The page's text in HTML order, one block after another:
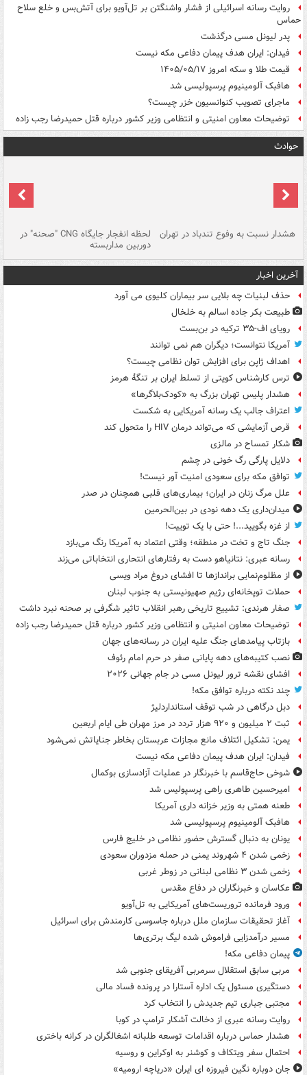
روایت رسانه اسرائیلی از فشار واشنگتن بر تل‌آویو برای آتش‌بس و خلع سلاح
حماس
پدر لیونل مسی درگذشت
فیدان: ایران هدف پیمان دفاعی مکه نیست
قیمت طلا و سکه امروز ۱۴۰۵/۰۵/۱۷
هافبک آلومینیوم پرسپولیسی شد
ماجرای تصویب کنوانسیون خزر چیست؟
توضیحات معاون امنیتی و انتظامی وزیر کشور درباره قتل حمیدرضا رجب زاده
حوادث
هشدار نسبت به وفوع تندباد در تهران لحظه انفجار جایگاه CNG "صحنه" در
دوربین مداربسته
آخرین اخبار
حذف لبنیات چه بلایی سر بیماران کلیوی می آورد
طبیعت بکر جاده اسالم به خلخال
رویای اف-۳۵ ترکیه در بن‌بست
آمریکا نتوانست؛ دیگران هم نمی توانند
اهداف ژاپن برای افزایش توان نظامی چیست؟
ترس کارشناس کویتی از تسلط ایران بر تنگۀ هرمز
هشدار پلیس تهران بزرگ به «کودک‌بلاگرها»
اعتراف جالب یک رسانه آمریکایی به شکست
قرص آزمایشی که می‌تواند درمان HIV را متحول کند
شکار تمساح در مالزی
دلایل پارگی رگ خونی در چشم
توافق مکه برای سعودی امنیت آور نیست!
علل مرگ زنان در ایران؛ بیماری‌های قلبی همچنان در صدر
میدان‌داری یک دهه نودی در بین‌الحرمین
از غزه بگویید...! حتی با یک توییت!
جنگ تاج و تخت در منطقه؛ وقتی اعتماد به آمریکا رنگ می‌بازد
رسانه عبری: نتانیاهو دست به رفتارهای انتحاری انتخاباتی می‌زند
از مظلوم‌نمایی براندازها تا افشای دروغ مراد ویسی
حملات توپخانه‌ای رژیم صهیونیستی به جنوب لبنان
صفار هرندی: تشییع تاریخی رهبر انقلاب تاثیر شگرفی بر صحنه نبرد داشت
توضیحات معاون امنیتی و انتظامی وزیر کشور درباره قتل حمیدرضا رجب زاده
بازتاب پیامدهای جنگ علیه ایران در رسانه‌های جهان
نصب کتیبه‌های دهه پایانی صفر در حرم امام رئوف
افشای نقشه ترور لیونل مسی در جام جهانی ۲۰۲۶
چند نکته درباره توافق مکه!
دبل درگاهی در شب توقف استانداردلیژ
ثبت ۲ میلیون و ۹۲۰ هزار تردد در مرز مهران طی ایام اربعین
یمن: تشکیل ائتلاف مانع مجازات عربستان بخاطر جنایاتش نمی‌شود
فیدان: ایران هدف پیمان دفاعی مکه نیست
شوخی حاج‌قاسم با خبرنگار در عملیات آزادسازی بوکمال
امیرحسین طاهری راهی پرسپولیس شد
طعنه همتی به وزیر خزانه داری آمریکا
هافبک آلومینیوم پرسپولیسی شد
یونان به دنبال گسترش حضور نظامی در خلیج فارس
زخمی شدن ۴ شهروند یمنی در حمله مزدوران سعودی
زخمی شدن ۳ نظامی لبنانی در زوطر غربی
عکاسان و خبرنگاران در دفاع مقدس
ورود فرمانده تروریست‌های آمریکایی به تل‌آویو
آغاز تحقیقات سازمان ملل درباره جاسوسی کارمندش برای اسرائیل
مسیر درآمدزایی فراموش شده لیگ برتری‌ها
پیمان دفاعی مکه!
مربی سابق استقلال سرمربی آفریقای جنوبی شد
دستگیری مسئول یک اداره آستارا در پرونده فساد مالی
مجتبی جباری تیم جدیدش را انتخاب کرد
روایت رسانه عبری از دخالت آشکار ترامپ در کوبا
هشدار حماس درباره اقدامات توسعه طلبانه اشغالگران در کرانه باختری
احتمال سفر ویتکاف و کوشنر به اوکراین و روسیه
جان دوباره نگین فیروزه ای ایران «دریاچه ارومیه»